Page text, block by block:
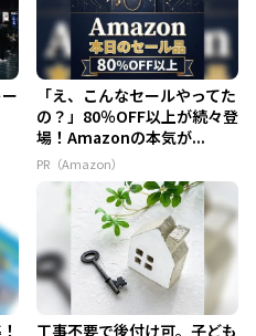
「え、こんなセールやってた
の？」80％OFF以上が続々登
場！Amazonの本気が...
PR（Amazon）
工事不要で後付け可。子ども